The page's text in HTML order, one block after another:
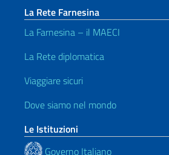
La Rete Farnesina
La Farnesina – il MAECI
La Rete diplomatica
Viaggiare sicuri
Dove siamo nel mondo
Le Istituzioni
Governo Italiano